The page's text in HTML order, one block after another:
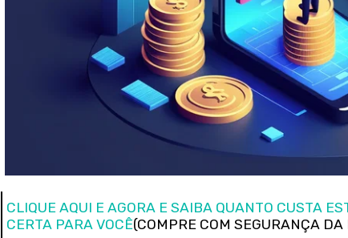
CLIQUE AQUI E AGORA E SAIBA QUANTO CUSTA
CERTA PARA VOCÊ(COMPRE COM SEGURANÇA